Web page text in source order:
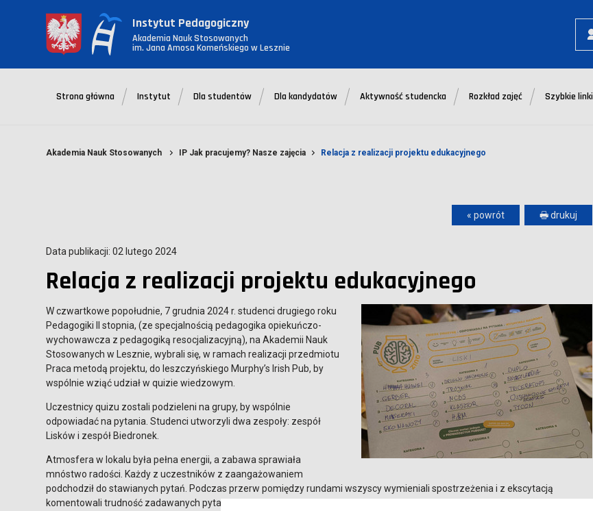
Instytut Pedagogiczny
Akademia Nauk Stosowanych
im. Jana Amosa Komeńskiego w Lesznie
Strona główna Instytut Dla studentów Dla kandydatów Aktywność studencka Rozkład zajęć Szybkie linki
Akademia Nauk Stosowanych IP Jak pracujemy? Nasze zajęcia Relacja z realizacji projektu edukacyjnego
« powrót 🖶 drukuj
Data publikacji: 02 lutego 2024
Relacja z realizacji projektu edukacyjnego
W czwartkowe popołudnie, 7 grudnia 2024 r. studenci drugiego roku
Pedagogiki II stopnia, (ze specjalnością pedagogika opiekuńczo-
wychowawcza z pedagogiką resocjalizacyjną), na Akademii Nauk
Stosowanych w Lesznie, wybrali się, w ramach realizacji przedmiotu
Praca metodą projektu, do leszczyńskiego Murphy’s Irish Pub, by
wspólnie wziąć udział w quizie wiedzowym.
Uczestnicy quizu zostali podzieleni na grupy, by wspólnie
odpowiadać na pytania. Studenci utworzyli dwa zespoły: zespół
Lisków i zespół Biedronek.
Atmosfera w lokalu była pełna energii, a zabawa sprawiała
mnóstwo radości. Każdy z uczestników z zaangażowaniem
podchodził do stawianych pytań. Podczas przerw pomiędzy rundami wszyscy wymieniali spostrzeżenia i z ekscytacją
komentowali trudność zadawanych pytań.